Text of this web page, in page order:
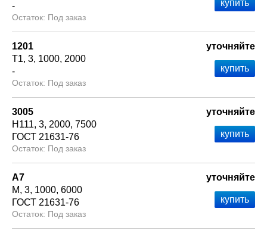
-
Под заказ
1201
Т1 3 1000 2000
-
Под заказ
уточняйте
3005
Н111 3 2000 7500
ГОСТ 21631-76
Под заказ
уточняйте
А7
М 3 1000 6000
ГОСТ 21631-76
Под заказ
уточняйте